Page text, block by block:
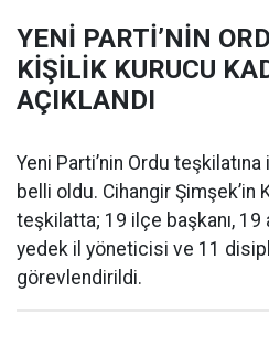
YENİ PARTİ’NİN
KİŞİLİK KURUCU
AÇIKLANDI
Yeni Parti’nin Ordu
belli oldu. Cihangir Şimşek’in
teşkilatta; 19 ilçe başkanı,
yedek il yöneticisi ve 11
görevlendirildi.